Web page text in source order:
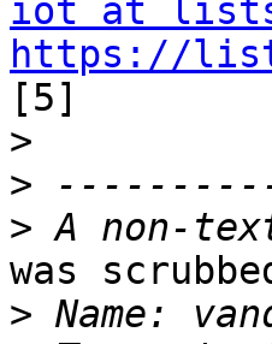
iot at
https://
[5]
>
>
>
was
>